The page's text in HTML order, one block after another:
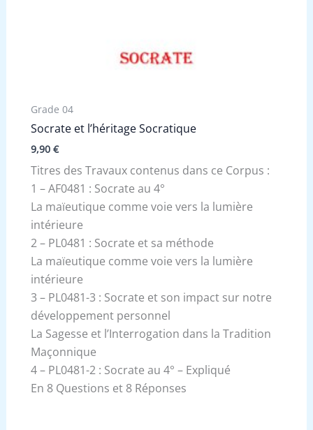
Grade 04
Socrate et l’héritage Socratique
9,90 €
Titres des Travaux contenus dans ce Corpus :
1 – AF0481 : Socrate au 4°
La maïeutique comme voie vers la lumière
intérieure
2 – PL0481 : Socrate et sa méthode
La maïeutique comme voie vers la lumière
intérieure
3 – PL0481-3 : Socrate et son impact sur notre
développement personnel
La Sagesse et l’Interrogation dans la Tradition
Maçonnique
4 – PL0481-2 : Socrate au 4° – Expliqué
En 8 Questions et 8 Réponses